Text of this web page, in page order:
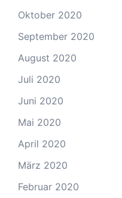
Oktober 2020
September 2020
August 2020
Juli 2020
Juni 2020
Mai 2020
April 2020
März 2020
Februar 2020